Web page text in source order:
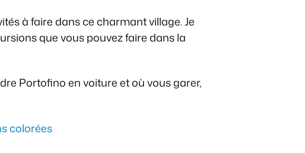
à faire dans ce charmant village. Je
que vous pouvez faire dans la
Portofino en voiture et où vous garer,